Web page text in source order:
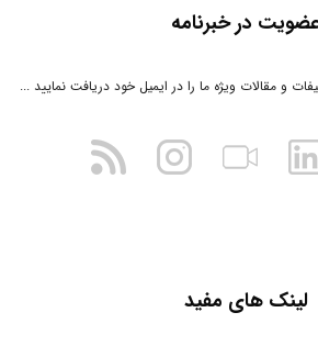
لینک های مفید
در خبرنامه
و مقالات ویژه ما را در ایمیل خود دریافت نمایید ...